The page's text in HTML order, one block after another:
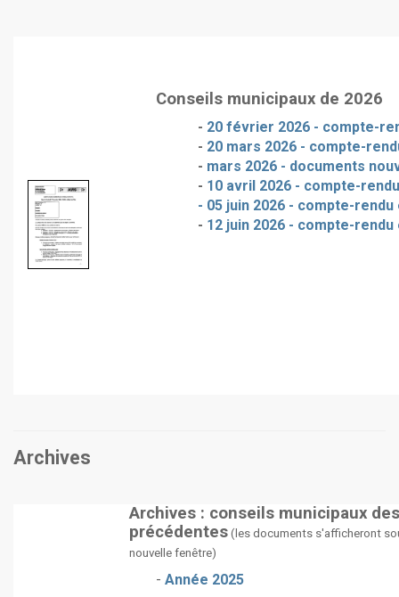
Conseils municipaux de 2026
- 20 février 2026 - compte-
- 20 mars 2026 - compte-
- mars 2026 - documents
- 10 avril 2026 - compte-
- 05 juin 2026 - compte-
- 12 juin 2026 - compte-
Archives
Archives : conseils municipaux
précédentes (les documents s'afficheront
nouvelle fenêtre)
- Année 2025